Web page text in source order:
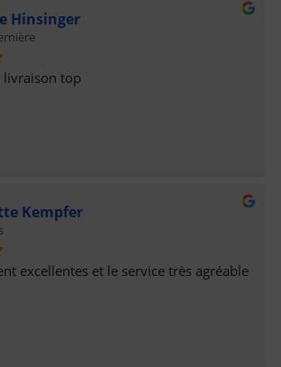
Hinsinger
livraison top
Kempfer
excellentes et le service très agréable